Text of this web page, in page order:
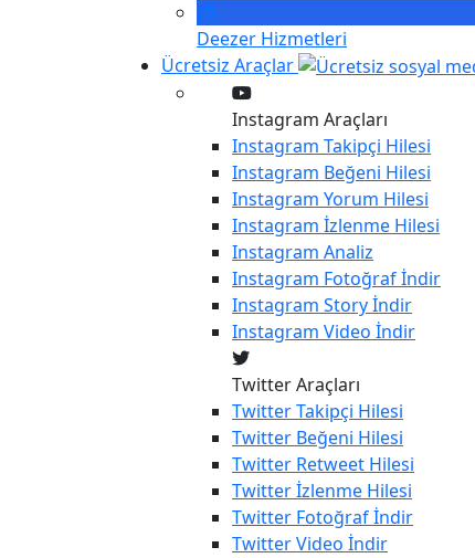
Deezer Hizmetleri
Ücretsiz Araçlar
Instagram Araçları
Instagram Takipçi Hilesi
Instagram Beğeni Hilesi
Instagram Yorum Hilesi
Instagram İzlenme Hilesi
Instagram Analiz
Instagram Fotoğraf İndir
Instagram Story İndir
Instagram Video İndir
Twitter Araçları
TwitterTakipçi Hilesi
Twitter Beğeni Hilesi
Twitter Retweet Hilesi
Twitterİzlenme Hilesi
Twitter Fotoğraf İndir
TwitterVideo İndir